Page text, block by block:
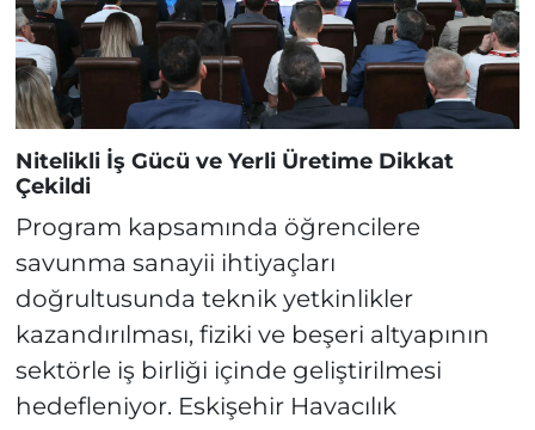
Nitelikli İş Gücü ve Yerli Üretime Dikkat
Çekildi
Program kapsamında öğrencilere
savunma sanayii ihtiyaçları
doğrultusunda teknik yetkinlikler
kazandırılması, fiziki ve beşeri altyapının
sektörle iş birliği içinde geliştirilmesi
hedefleniyor. Eskişehir Havacılık